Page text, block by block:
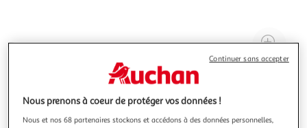
la
Nous prenons à coeur de protéger vos données !
Nous et nos 68 partenaires stockons et accédons à des données personnelles,
Continuer sans accepter